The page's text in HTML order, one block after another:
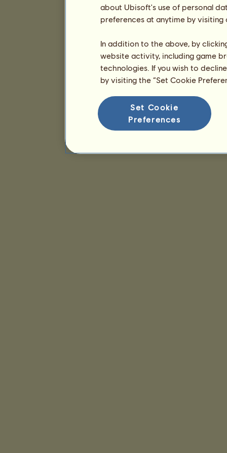
about Ubisoft's use of personal
preferences at anytime by
In addition to the above, by
website activity, including game
technologies. If you wish to
by visiting the “Set Cookie
Set Cookie
Preferences